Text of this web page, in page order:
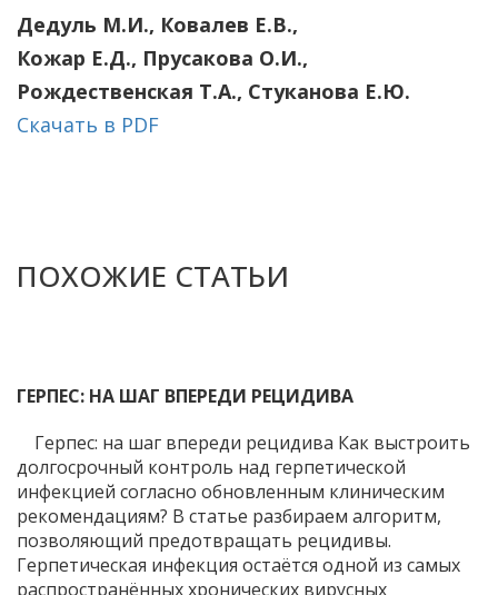
Дедуль М.И., Ковалев Е.В.,
Кожар Е.Д., Прусакова О.И.,
Рождественская Т.А., Стуканова Е.Ю.
Скачать в PDF
ПОХОЖИЕ СТАТЬИ
ГЕРПЕС: НА ШАГ ВПЕРЕДИ РЕЦИДИВА
Герпес: на шаг впереди рецидива Как выстроить
долгосрочный контроль над герпетической
инфекцией согласно обновленным клиническим
рекомендациям? В статье разбираем алгоритм,
позволяющий предотвращать рецидивы.
Герпетическая инфекция остаётся одной из самых
распространённых хронических вирусных